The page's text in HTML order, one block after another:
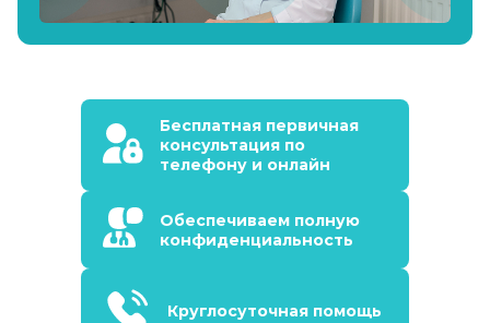
Бесплатная первичная
консультация по
телефону и онлайн
Обеспечиваем полную
конфиденциальность
Круглосуточная помощь